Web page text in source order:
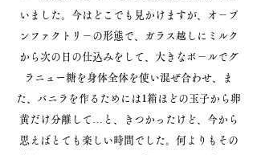
いました。今はどこでも見かけますが、オ－プ
ンファクトリ－の形態で、ガラス越しにミルク
から次の日の仕込みをして、大きなボ－ルでグ
ラニュー糖を身体全体を使い混ぜ合わせ、ま
た、バニラを作るためには1箱ほどの玉子から卵
黄だけ分離して…と、きつかったけど、今から
思えばとても楽しい時間でした。何よりもその